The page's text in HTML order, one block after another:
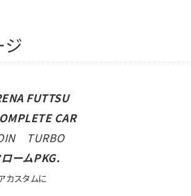
ジ
FUTTSU
CAR
TURBO
ロームPKG.
カスタムに